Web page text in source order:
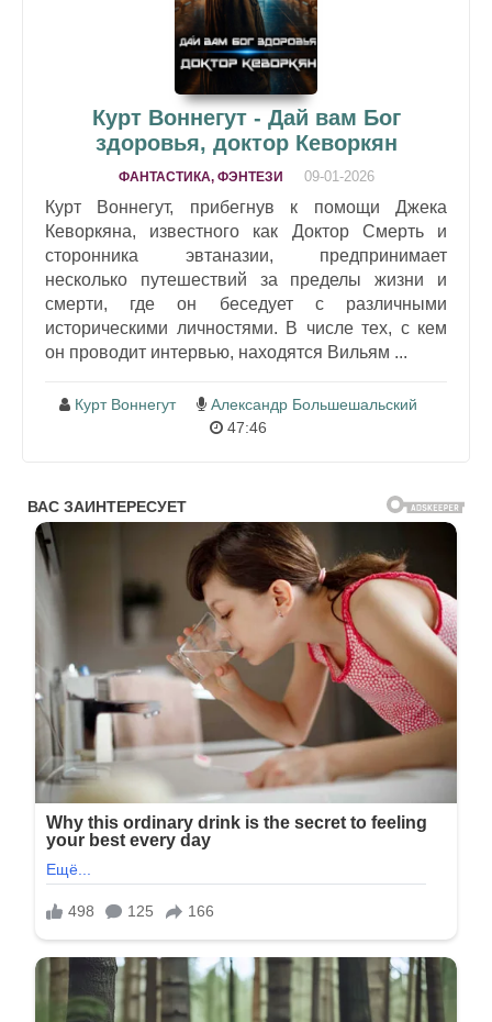
Курт Воннегут - Дай вам Бог
здоровья, доктор Кеворкян
ФАНТАСТИКА, ФЭНТЕЗИ 09-01-2026
Курт Воннегут, прибегнув к помощи Джека
Кеворкяна, известного как Доктор Смерть и
сторонника эвтаназии, предпринимает
несколько путешествий за пределы жизни и
смерти, где он беседует с различными
историческими личностями. В числе тех, с кем
он проводит интервью, находятся Вильям ...
Курт Воннегут
Александр Большешальский
47:46